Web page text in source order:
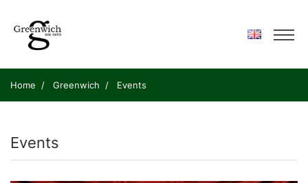
Home Greenwich Events
Events